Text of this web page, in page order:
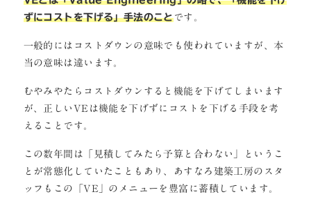
ずにコストを下げる」手法のことです。
一般的にはコストダウンの意味でも使われていますが、本
当の意味は違います。
むやみやたらコストダウンすると機能を下げてしまいます
が、正しいVEは機能を下げずにコストを下げる手段を考
えることです。
この数年間は「見積してみたら予算と合わない」というこ
とが常態化していたこともあり、あすなろ建築工房のスタ
ッフもこの「VE」のメニューを豊富に蓄積しています。